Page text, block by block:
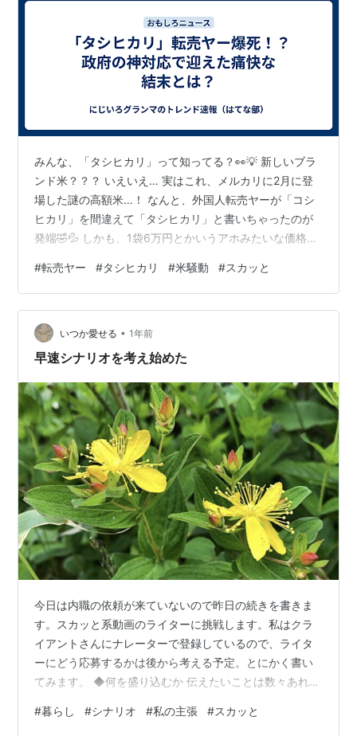
みんな、「タシヒカリ」って知ってる？👀💡 新しいブラ
ンド米？？？ いえいえ… 実はこれ、メルカリに2月に登
場した謎の高額米…！ なんと、外国人転売ヤーが「コシ
ヒカリ」を間違えて「タシヒカリ」と書いちゃったのが
発端🤣💦 しかも、1袋6万円とかいうアホみたいな価格設
放出した結果、転売ヤーはまさかの爆死💀💸「ざま
ぁ！」って声がSNSで大炎上🔥 転売ヤーがどうなった
か、気になる人はぜひ読んでみて👇✨🔗 lets-lifeup.work
ランキング参加中時事ニュース ランキング参加中はてな
ブログ同盟！初心者歓迎・なんでもOK！日記・雑記10・
#転売ヤー #タシヒカリ #米騒動 #スカッと
いつか愛せる • 1年前
早速シナリオを考え始めた
今日は内職の依頼が来ていないので昨日の続きを書きま
す。スカッと系動画のライターに挑戦します。私はクラ
イアントさんにナレーターで登録しているので、ライタ
ーにどう応募するかは後から考える予定。とにかく書い
てみます。 ◆何を盛り込むか 伝えたいことは数々あれど
えると無茶はできません。家族のいざこざに自然に入り
#暮らし #シナリオ #私の主張 #スカッと